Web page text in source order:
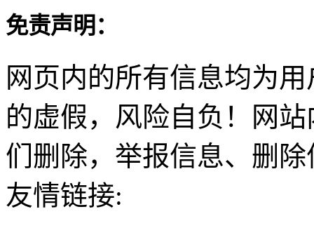
免责声明：
网页内的所有信息均为
的虚假，风险自负！网
们删除，举报信息、删
友情链接: